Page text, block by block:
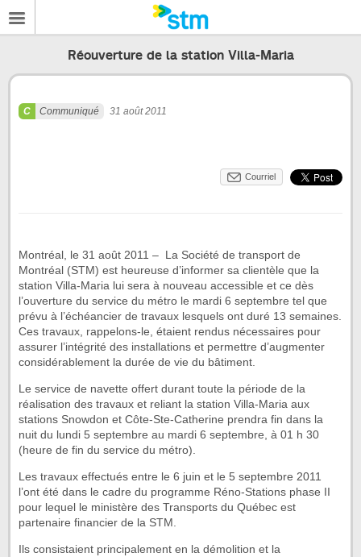
Réouverture de la station Villa-Maria
Communiqué 31 août 2011
Courriel
Montréal, le 31 août 2011 – La Société de transport de
Montréal (STM) est heureuse d’informer sa clientèle que la
station Villa-Maria lui sera à nouveau accessible et ce dès
l’ouverture du service du métro le mardi 6 septembre tel que
prévu à l’échéancier de travaux lesquels ont duré 13 semaines.
Ces travaux, rappelons-le, étaient rendus nécessaires pour
assurer l’intégrité des installations et permettre d’augmenter
considérablement la durée de vie du bâtiment.
Le service de navette offert durant toute la période de la
réalisation des travaux et reliant la station Villa-Maria aux
stations Snowdon et Côte-Ste-Catherine prendra fin dans la
nuit du lundi 5 septembre au mardi 6 septembre, à 01 h 30
(heure de fin du service du métro).
Les travaux effectués entre le 6 juin et le 5 septembre 2011
l’ont été dans le cadre du programme Réno-Stations phase II
pour lequel le ministère des Transports du Québec est
partenaire financier de la STM.
Ils consistaient principalement en la démolition et la